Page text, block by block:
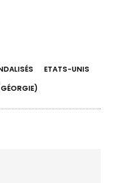
ETATS-UNIS